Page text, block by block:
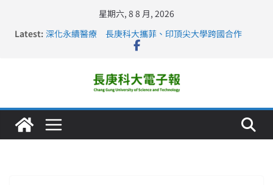
星期六, 8 8 月, 2026
Latest: 深化永續醫療 長庚科大攜菲、印頂尖大學跨國合作
長庚科大訪凱瑟醫療集團、美容學校收穫豐
仁德醫專與長庚科大締結策略聯盟 培育護理尖兵
長庚科大連四年穩居《遠見》醫學大學第5名 辦學實力再